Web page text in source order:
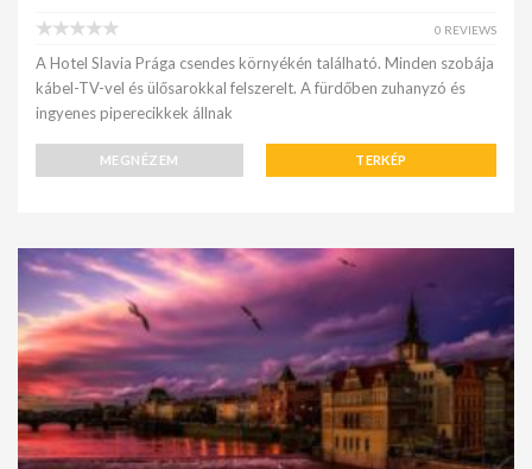
0 REVIEWS
A Hotel Slavia Prága csendes környékén található. Minden szobája
kábel-TV-vel és ülősarokkal felszerelt. A fürdőben zuhanyzó és
ingyenes piperecikkek állnak
MEGNÉZEM TERKÉP